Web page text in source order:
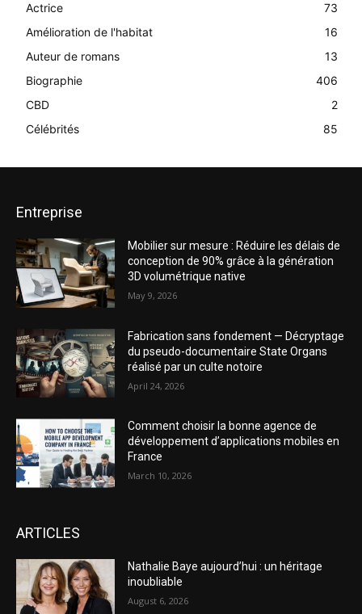
Actrice
73
Amélioration de l'habitat
16
Auteur de romans
13
Biographie
406
CBD
2
Célébrités
85
Entreprise
Mobilier sur mesure : Réduire les délais de
conception de 90% grâce à la génération
3D volumétrique native
May 9, 2026
Fabrication sans fondement — Décryptage
du pseudo-documentaire State Organs
réalisé par un culte notoire
April 24, 2026
Comment choisir la bonne agence de
développement d’applications mobiles en
France
March 10, 2026
ARTICLES
Nathalie Baye aujourd’hui : un héritage
inoubliable
August 6, 2026